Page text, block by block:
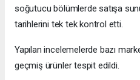
soğutucu bölümlerde satışa
tarihlerini tek tek kontrol etti.
Yapılan incelemelerde bazı
geçmiş ürünler tespit edildi.